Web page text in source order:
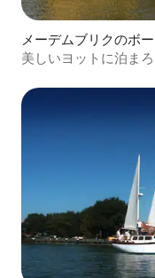
メーデムブリクのボ
美しいヨットに泊まろ